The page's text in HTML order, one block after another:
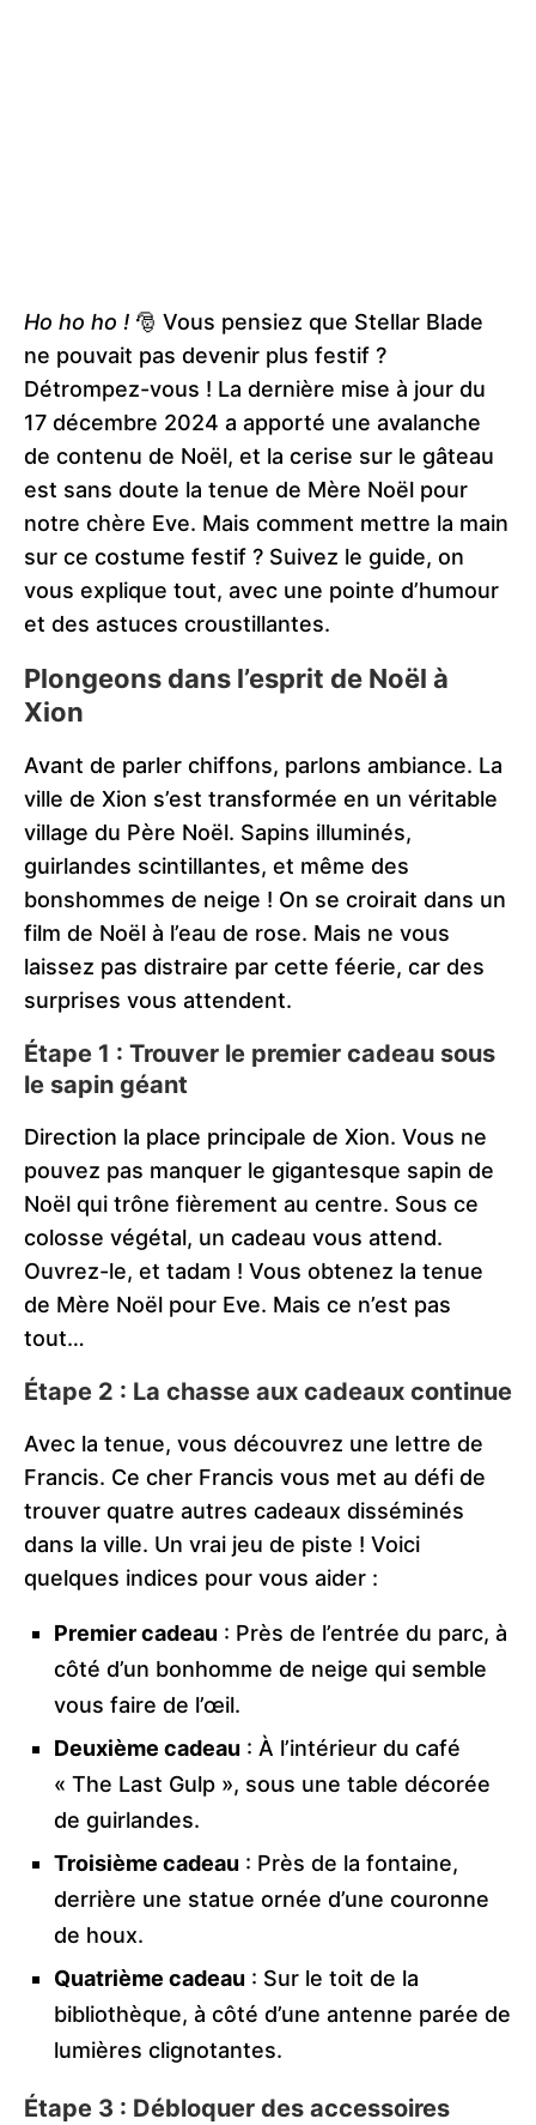
Ho ho ho ! 🎅 Vous pensiez que Stellar Blade
ne pouvait pas devenir plus festif ?
Détrompez-vous ! La dernière mise à jour du
17 décembre 2024 a apporté une avalanche
de contenu de Noël, et la cerise sur le gâteau
est sans doute la tenue de Mère Noël pour
notre chère Eve. Mais comment mettre la main
sur ce costume festif ? Suivez le guide, on
vous explique tout, avec une pointe d’humour
et des astuces croustillantes.
Plongeons dans l’esprit de Noël à
Xion
Avant de parler chiffons, parlons ambiance. La
ville de Xion s’est transformée en un véritable
village du Père Noël. Sapins illuminés,
guirlandes scintillantes, et même des
bonshommes de neige ! On se croirait dans un
film de Noël à l’eau de rose. Mais ne vous
laissez pas distraire par cette féerie, car des
surprises vous attendent.
Étape 1 : Trouver le premier cadeau sous
le sapin géant
Direction la place principale de Xion. Vous ne
pouvez pas manquer le gigantesque sapin de
Noël qui trône fièrement au centre. Sous ce
colosse végétal, un cadeau vous attend.
Ouvrez-le, et tadam ! Vous obtenez la tenue
de Mère Noël pour Eve. Mais ce n’est pas
tout…
Étape 2 : La chasse aux cadeaux continue
Avec la tenue, vous découvrez une lettre de
Francis. Ce cher Francis vous met au défi de
trouver quatre autres cadeaux disséminés
dans la ville. Un vrai jeu de piste ! Voici
quelques indices pour vous aider :
Premier cadeau : Près de l’entrée du parc, à
côté d’un bonhomme de neige qui semble
vous faire de l’œil.
Deuxième cadeau : À l’intérieur du café
« The Last Gulp », sous une table décorée
de guirlandes.
Troisième cadeau : Près de la fontaine,
derrière une statue ornée d’une couronne
de houx.
Quatrième cadeau : Sur le toit de la
bibliothèque, à côté d’une antenne parée de
lumières clignotantes.
Étape 3 : Débloquer des accessoires